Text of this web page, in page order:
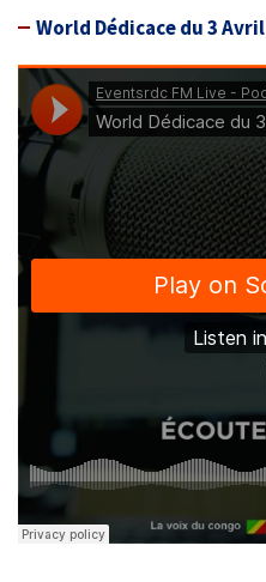
World Dédicace du 3 Avril